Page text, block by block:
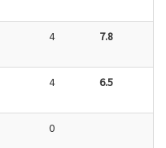
4 7.8
4 6.5
0